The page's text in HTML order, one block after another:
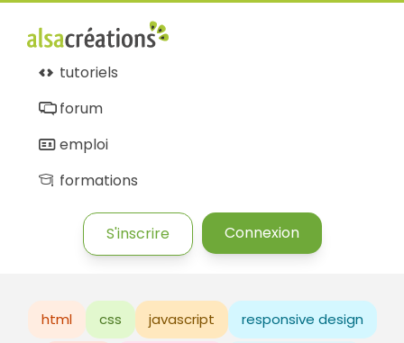
tutoriels
forum
emploi
formations
S'inscrire Connexion
html css javascript responsive design